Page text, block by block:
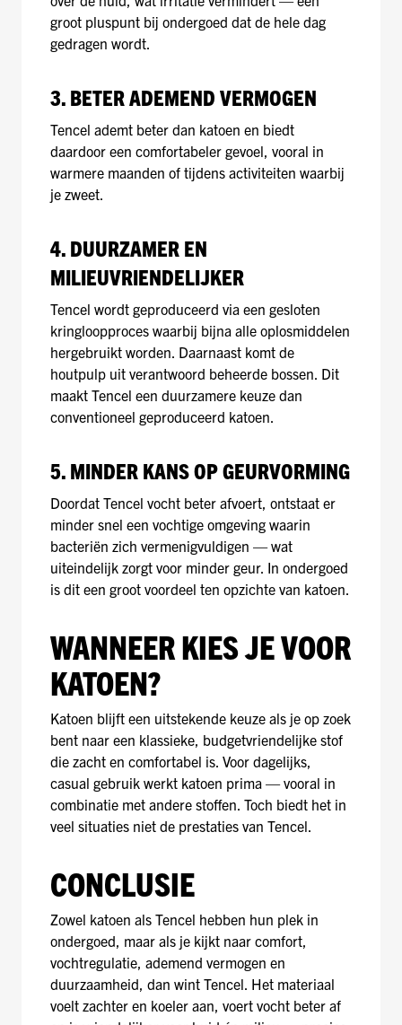
groot pluspunt bij ondergoed dat de hele dag
gedragen wordt.
3. BETER ADEMEND VERMOGEN
Tencel ademt beter dan katoen en biedt
daardoor een comfortabeler gevoel, vooral in
warmere maanden of tijdens activiteiten waarbij
je zweet.
4. DUURZAMER EN
MILIEUVRIENDELIJKER
Tencel wordt geproduceerd via een gesloten
kringloopproces waarbij bijna alle oplosmiddelen
hergebruikt worden. Daarnaast komt de
houtpulp uit verantwoord beheerde bossen. Dit
maakt Tencel een duurzamere keuze dan
conventioneel geproduceerd katoen.
5. MINDER KANS OP GEURVORMING
Doordat Tencel vocht beter afvoert, ontstaat er
minder snel een vochtige omgeving waarin
bacteriën zich vermenigvuldigen — wat
uiteindelijk zorgt voor minder geur. In ondergoed
is dit een groot voordeel ten opzichte van katoen.
WANNEER KIES JE VOOR
KATOEN?
Katoen blijft een uitstekende keuze als je op zoek
bent naar een klassieke, budgetvriendelijke stof
die zacht en comfortabel is. Voor dagelijks,
casual gebruik werkt katoen prima — vooral in
combinatie met andere stoffen. Toch biedt het in
veel situaties niet de prestaties van Tencel.
CONCLUSIE
Zowel katoen als Tencel hebben hun plek in
ondergoed, maar als je kijkt naar comfort,
vochtregulatie, ademend vermogen en
duurzaamheid, dan wint Tencel. Het materiaal
voelt zachter en koeler aan, voert vocht beter af